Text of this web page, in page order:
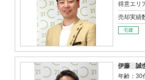
得意エリ
売却実績
宅建
伊藤 誠
年齢：30